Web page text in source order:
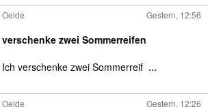
Oelde Gestern, 12:56
verschenke zwei Sommerreifen
Ich verschenke zwei Sommerreif ...
Oelde Gestern, 12:26